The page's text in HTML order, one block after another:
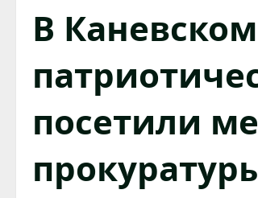
В
посетили